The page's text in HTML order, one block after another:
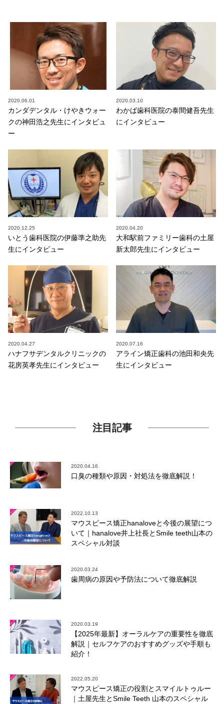
2020.06.01
カンダデンタル・けやきウォー
クの神田浩之先生にインタビュ
ー
2020.03.10
わかば歯科医院の泰間健吾先生
にインタビュー
2020.12.25
いとう歯科医院の伊藤準之助先
生にインタビュー
2020.04.20
大和駅前ファミリー歯科の土屋
新太郎先生にインタビュー
2020.04.27
ハナフサデンタルクリニックの
花房英孝先生にインタビュー
2020.07.16
アライン矯正歯科の池田和央先
生にインタビュー
注目記事
2020.04.16
口臭の種類や原因・対処法を徹底解説！
2022.10.13
マウスピース矯正hanaloveと今後の展望につ
いて｜hanalove井上社長とSmile teeth山本の
スペシャル対談
2020.03.24
歯周病の原因や予防法について徹底解説
2020.03.19
【2025年最新】オーラルケアの重要性を徹底
解説｜セルフケアのおすすめグッズや手順も
紹介！
2022.05.20
マウスピース矯正の役割とスマイルトゥルー
｜土屋先生とSmile Teeth 山本のスペシャル